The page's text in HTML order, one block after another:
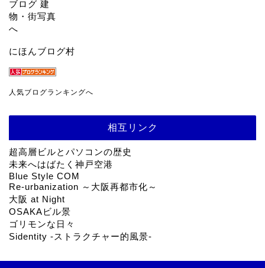
にほんブログ村
人気ブログランキングへ
相互リンク
超高層ビルとパソコンの歴史
未来へはばたく神戸空港
Blue Style COM
Re-urbanization ～大阪再都市化～
大阪 at Night
OSAKAビル景
ゴリモンな日々
Sidentity -ストラクチャー的風景-